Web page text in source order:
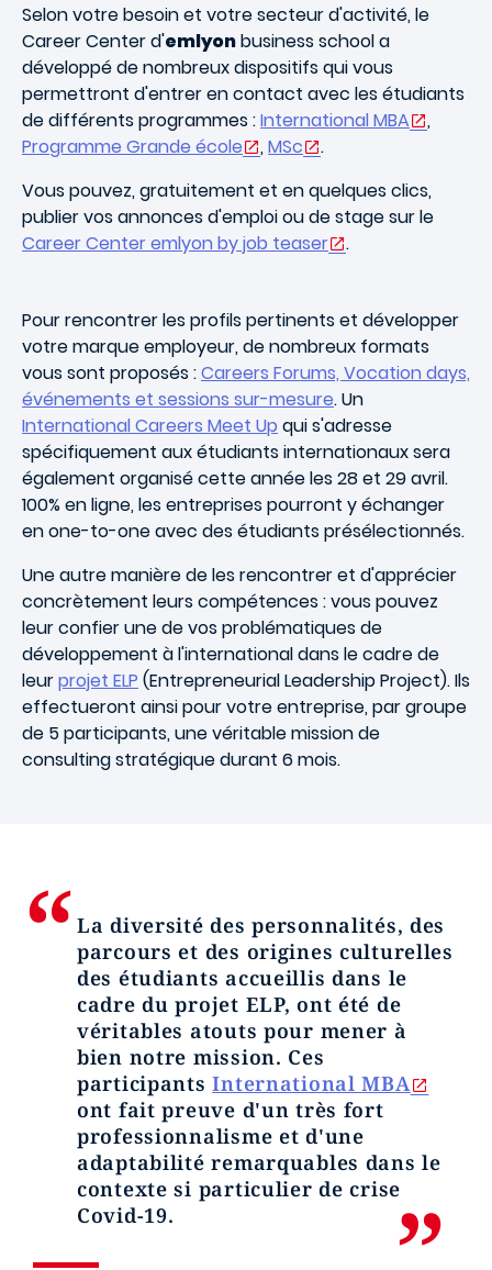
Selon votre besoin et votre secteur d'activité, le
Career Center d'emlyonbusiness school a
développé de nombreux dispositifs qui vous
permettront d'entrer en contact avec les étudiants
de différents programmes :International MBA
,
Programme Grande école
,MSc
.
Vous pouvez, gratuitement et en quelques clics,
publier vos annonces d'emploi ou de stage sur le
Career Center emlyon by job teaser
.
Pour rencontrer les profils pertinents et développer
votre marque employeur, de nombreux formats
vous sont proposés :Careers Forums, Vocation days,
événements et sessions sur-mesure. Un
International Careers Meet Up qui s'adresse
spécifiquement aux étudiants internationaux sera
également organisé cette année les 28 et 29 avril.
100% en ligne, les entreprises pourront y échanger
en one-to-one avec des étudiants présélectionnés.
Une autre manière de les rencontrer et d'apprécier
concrètement leurs compétences : vous pouvez
leur confier une de vos problématiques de
développement à l'international dans le cadre de
leurprojet ELP (Entrepreneurial Leadership Project). Ils
effectueront ainsi pour votre entreprise, par groupe
de 5 participants, une véritable mission de
consulting stratégique durant 6 mois.
La diversité des personnalités, des
parcours et des origines culturelles
des étudiants accueillis dans le
cadre du projet ELP, ont été de
véritables atouts pour mener à
bien notre mission. Ces
participantsInternational MBA
ont fait preuve d'un très fort
professionnalisme et d'une
adaptabilité remarquables dans le
contexte si particulier de crise
Covid-19.